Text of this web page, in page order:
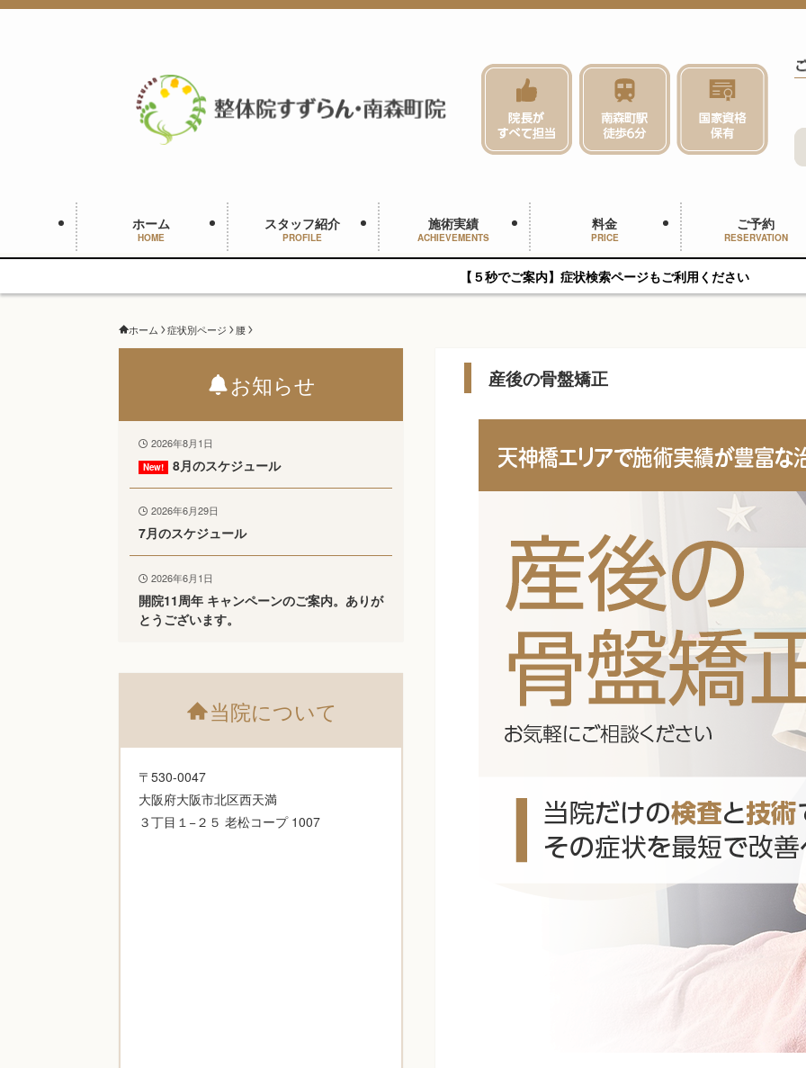
ホーム
HOME
スタッフ紹介
PROFILE
施術実績
ACHIEVEMENTS
料金
PRICE
ご予約
RESERVATION
【５秒でご案内】症状検索ページもご利用ください
ホーム 症状別ページ 腰
産後の骨盤矯正
お知らせ
2026年8月1日
8月のスケジュール
2026年6月29日
7月のスケジュール
2026年6月1日
開院11周年 キャンペーンのご案内。ありが
とうございます。
当院について
〒530-0047
大阪府大阪市北区西天満
３丁目１−２５ 老松コープ 1007